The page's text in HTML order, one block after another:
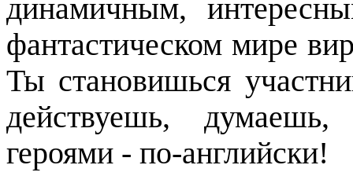
динамичным,
фантастическом мире
Ты становишься
действуешь,
героями - по-английски!